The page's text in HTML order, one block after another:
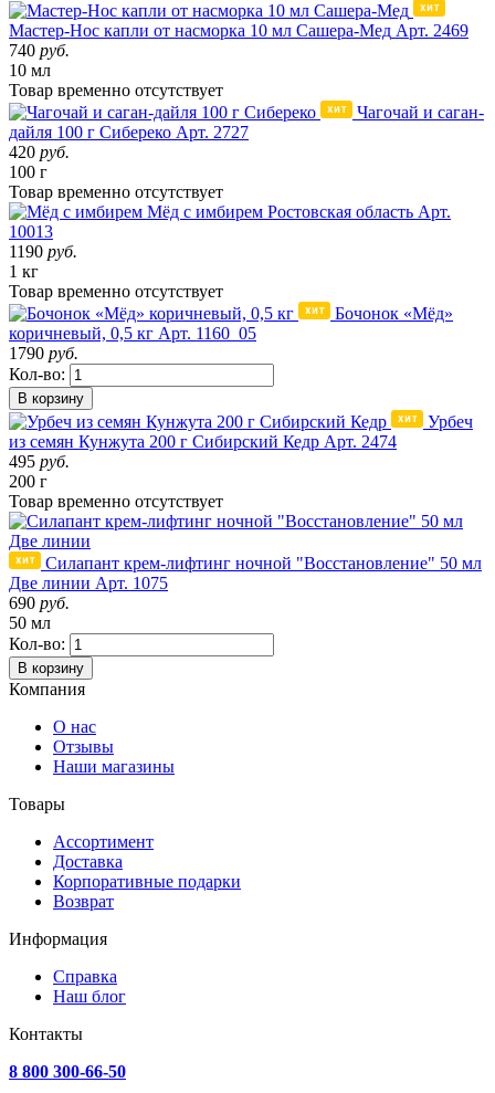
Мастер-Нос капли от насморка 10 мл Сашера-Мед Арт. 2469
740 руб.
10 мл
Товар временно отсутствует
Чагочай и саган-
дайля 100 г Сибереко Арт. 2727
420 руб.
100 г
Товар временно отсутствует
Мёд с имбирем Ростовская область Арт.
10013
1190 руб.
1 кг
Товар временно отсутствует
Бочонок «Мёд»
коричневый, 0,5 кг Арт. 1160_05
1790 руб.
Кол-во:
В корзину
Урбеч
из семян Кунжута 200 г Сибирский Кедр Арт. 2474
495 руб.
200 г
Товар временно отсутствует
Силапант крем-лифтинг ночной "Восстановление" 50 мл
Две линии Арт. 1075
690 руб.
50 мл
Кол-во:
В корзину
Компания
О нас
Отзывы
Наши магазины
Товары
Ассортимент
Доставка
Корпоративные подарки
Возврат
Информация
Справка
Наш блог
Контакты
8 800 300-66-50